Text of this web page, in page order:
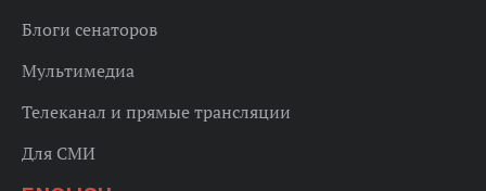
Блоги сенаторов
Мультимедиа
Телеканал и прямые трансляции
Для СМИ